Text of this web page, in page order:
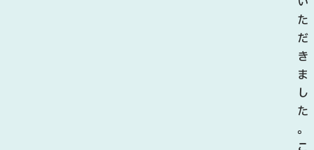
た
だ
き
ま
し
た
。